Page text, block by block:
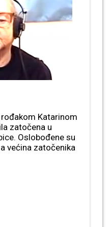
Katarinom
zatočena u
Oslobođene su
većina zatočenika